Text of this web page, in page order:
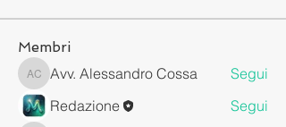
Membri
Avv. Alessandro Cossa
Avv. Alessandro Cossa
Segui
Redazione
Segui